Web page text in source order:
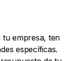
tu empresa, ten
específicas.